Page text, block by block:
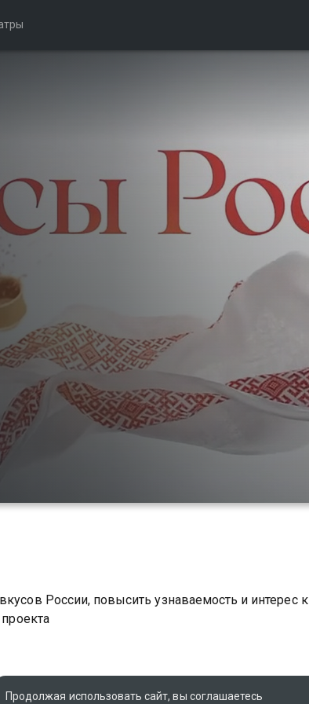
России, повысить узнаваемость и интерес к
Продолжая использовать сайт, вы соглашаетесь